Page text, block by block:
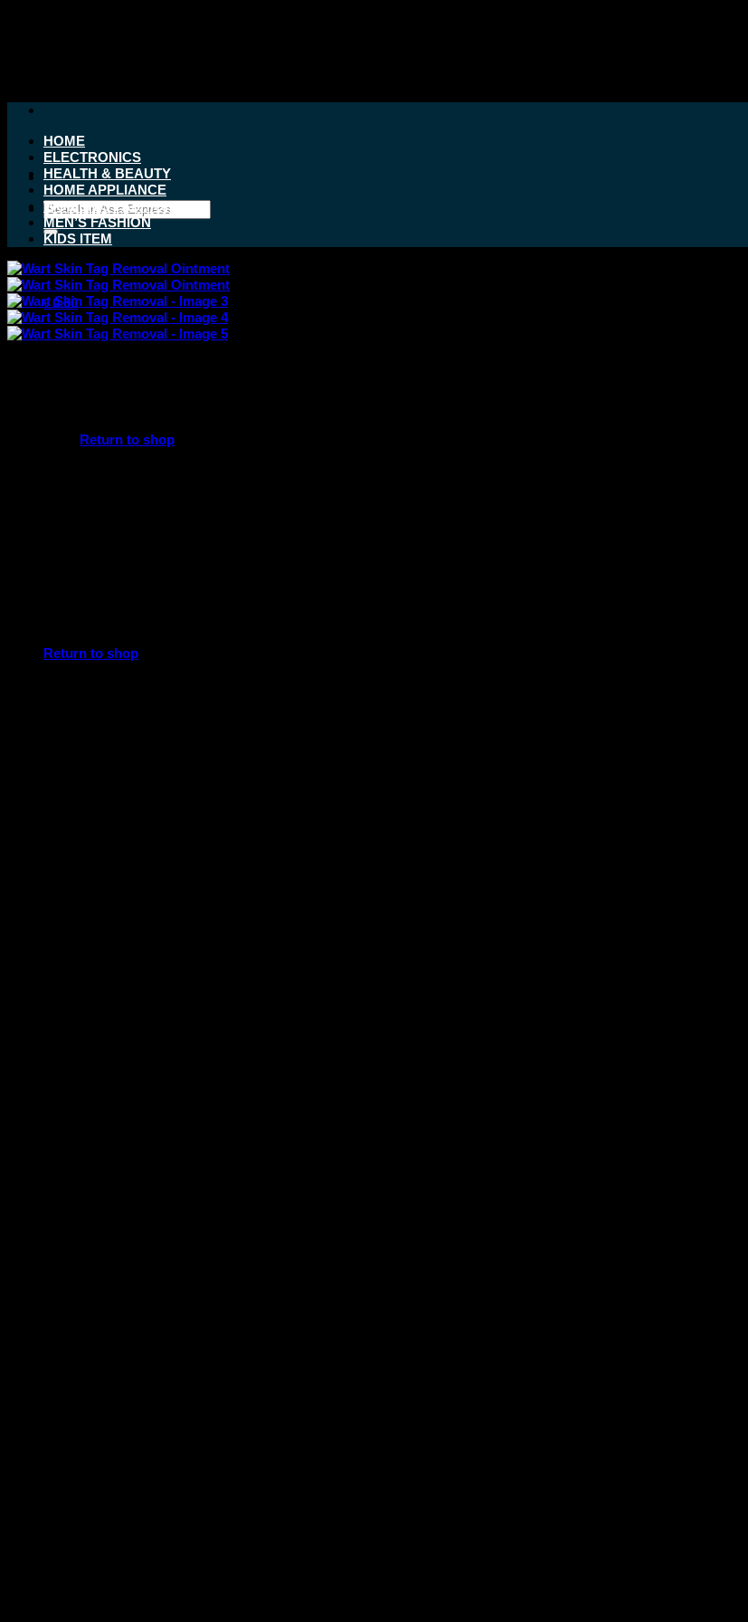
Search
for:
৳0.00
Return to shop
Return to shop
HOME
ELECTRONICS
HEALTH & BEAUTY
HOME APPLIANCE
WOMEN’S FASHION
MEN’S FASHION
KIDS ITEM